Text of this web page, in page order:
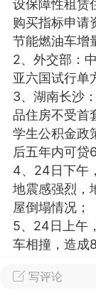
师 小
脂
卡卡
建术
爆款平台 Lv.8
26 23:18
电脑端
闪充小白罐
本/双效闪充，
充小白罐 = 闪
产品）×极光嫩
护...写评论
设保障性租赁
购买指标申请
节能燃油车增
2、外交部：
亚六国试行单
3、湖南长沙
品住房不受首
学生公积金政
后五年内可贷
4、24日下午
地震感强烈，
屋倒塌情况；
5、24日上午
车相撞，造成
6、淘宝宣布